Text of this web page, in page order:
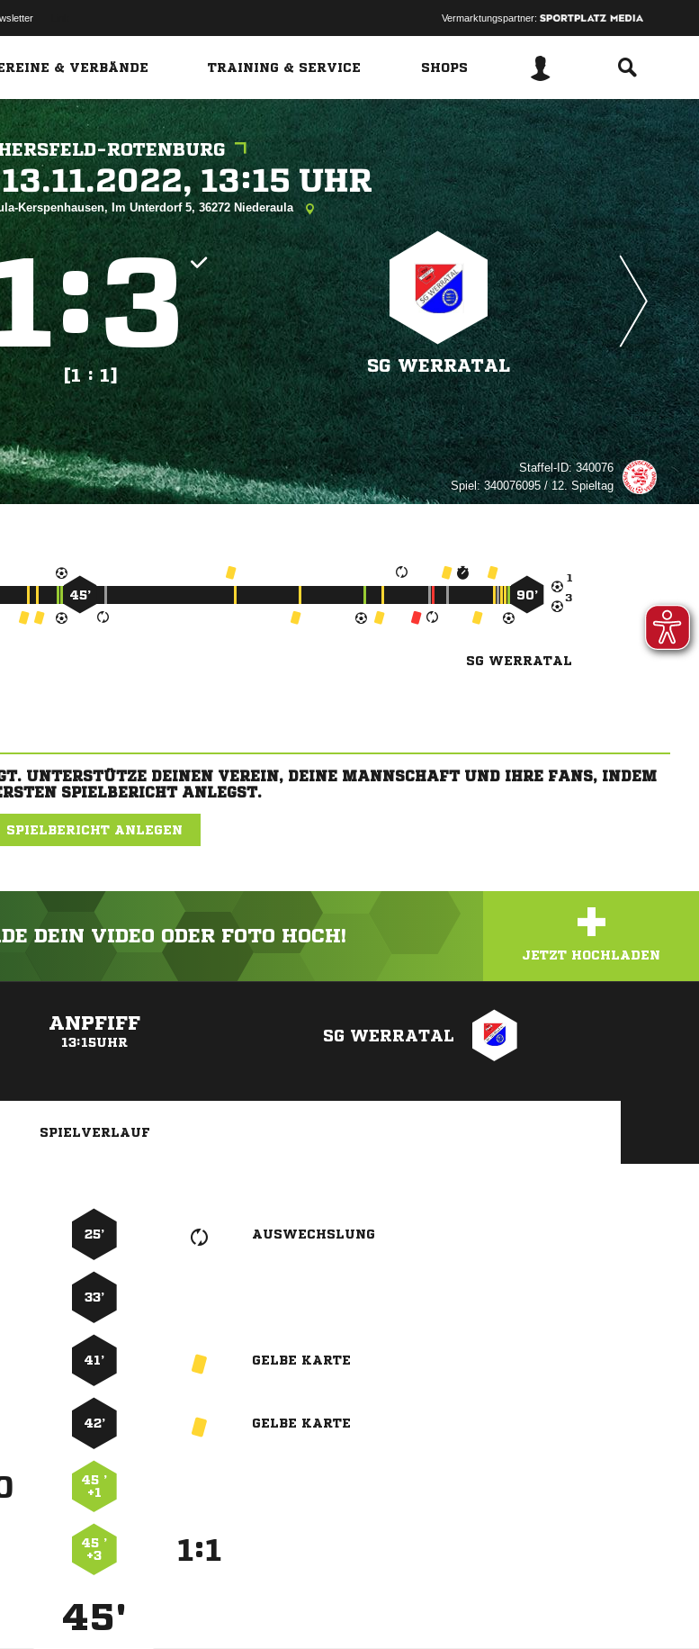
Vermarktungspartner:
& VERBÄNDE TRAINING & SERVICE SHOPS
ROTENBURG
  
Kerspenhausen, Im Unterdorf 5, 36272 Niederaula
:
[1 : 1]
SG WERRATAL
Staffel-ID:340076
Spiel:340076095 / 12. Spieltag


45’ 90’
SG WERRATAL
UNTERSTÜTZE DEINEN VEREIN, DEINE MANNSCHAFT UND IHRE FANS, INDEM
SPIELBERICHT ANLEGST.
SPIELBERICHT ANLEGEN
DEIN VIDEO ODER FOTO HOCH! +
JETZT HOCHLADEN
ANPFIFF
13:15UHR SG WERRATAL
SPIELVERLAUF
25’ AUSWECHSLUNG
33’
41’ GELBE KARTE
42’ GELBE KARTE
45 ’
+1
45 ’
+3
:
45'